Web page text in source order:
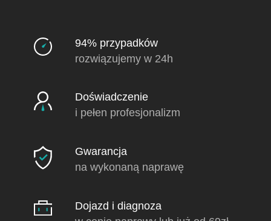
94% przypadków
rozwiązujemy w 24h
Doświadczenie
i pełen profesjonalizm
Gwarancja
na wykonaną naprawę
Dojazd i diagnoza